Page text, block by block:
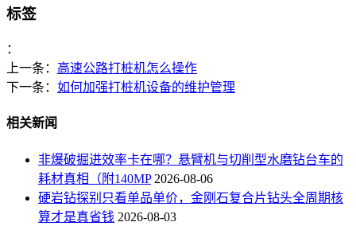
标签
：
上一条： 高速公路打桩机怎么操作
下一条： 如何加强打桩机设备的维护管理
相关新闻
非爆破掘进效率卡在哪？悬臂机与切削型水磨钻台车的
耗材真相（附140MP 2026-08-06
硬岩钻探别只看单品单价，金刚石复合片钻头全周期核
算才是真省钱 2026-08-03